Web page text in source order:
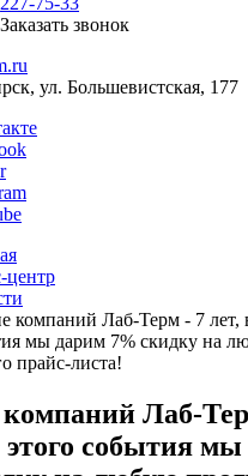
Заказать звонок
ул. Большевистская, 177
центр
компаний Лаб-Терм - 7 лет,
мы дарим 7% скидку на
прайс-листа!
Лаб-
этого события